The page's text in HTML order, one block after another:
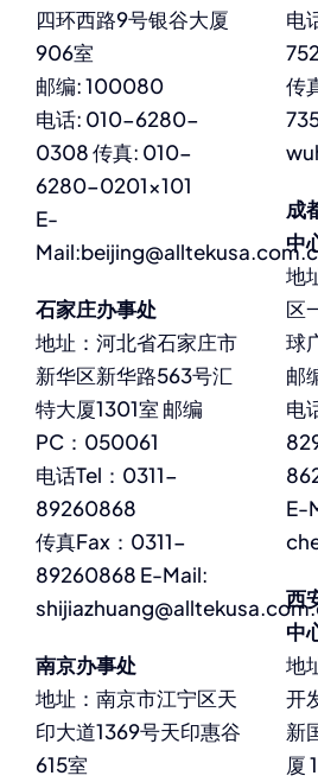
四环西路9号银谷大厦
906室
邮编: 100080
电话: 010-6280-
0308 传真: 010-
6280-0201×101
E-
石家庄办事处
地址：河北省石家庄市
新华区新华路563号汇
特大厦1301室 邮编
PC：050061
电话Tel：0311-
89260868
传真Fax：0311-
89260868 E-Mail:
南京办事处
地址：南京市江宁区天
印大道1369号天印惠谷
615室
电
传
成
中
地
区
球
邮
电
E-
西
中
地
开
新
厦